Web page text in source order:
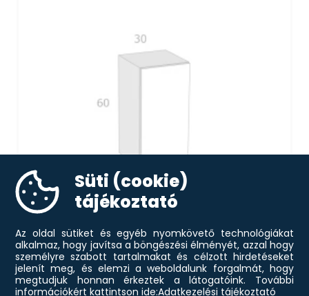
FA 30 FELSŐ ELEM JOBBOS
18 000Ft
Süti (cookie)
tájékoztató
Az oldal sütiket és egyéb nyomkövető technológiákat
alkalmaz, hogy javítsa a böngészési élményét, azzal hogy
személyre szabott tartalmakat és célzott hirdetéseket
jelenít meg, és elemzi a weboldalunk forgalmát, hogy
megtudjuk honnan érkeztek a látogatóink.
További
információkért kattintson ide:Adatkezelési tájékoztató